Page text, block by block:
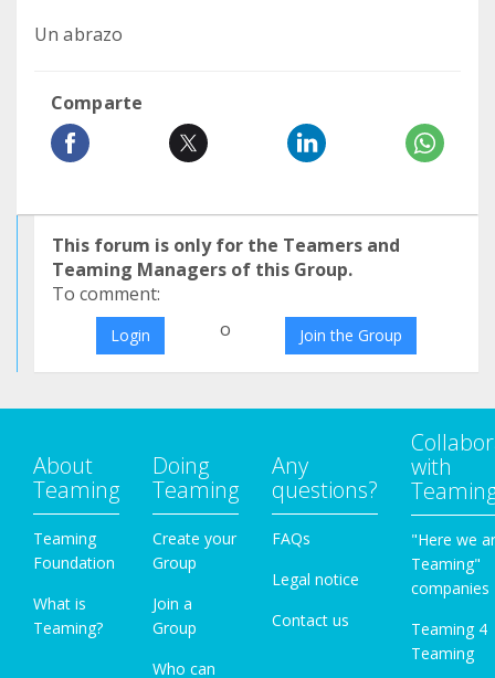
Un abrazo
Comparte
This forum is only for the Teamers and
Teaming Managers of this Group.
To comment:
Login o Join the Group
About
Teaming
Teaming
Foundation
What is
Teaming?
Doing
Teaming
Create your
Group
Join a
Group
Who can
Any
questions?
FAQs
Legal notice
Contact us
with
"Here we
Teaming"
companies
Teaming 4
Teaming